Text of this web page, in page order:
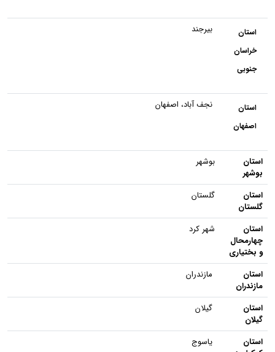
استان
خراسان
جنوبی
بیرجند
استان
اصفهان
نجف آباد، اصفهان
استان
بوشهر
بوشهر
استان
گلستان
گلستان
استان
چهارمحال
و بختیاری
شهر کرد
استان
مازندران
مازندران
استان
گیلان
گیلان
استان
یاسوج